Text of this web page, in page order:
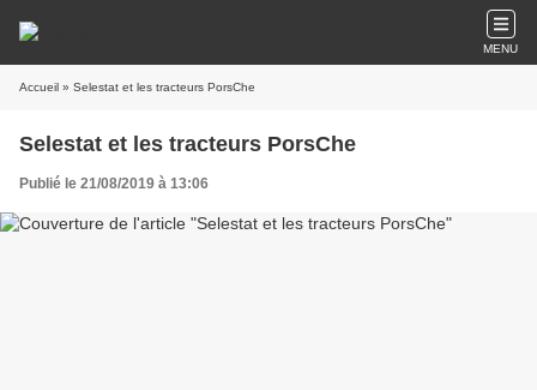
MENU
Accueil » Selestat et les tracteurs PorsChe
Selestat et les tracteurs PorsChe
Publié le 21/08/2019 à 13:06